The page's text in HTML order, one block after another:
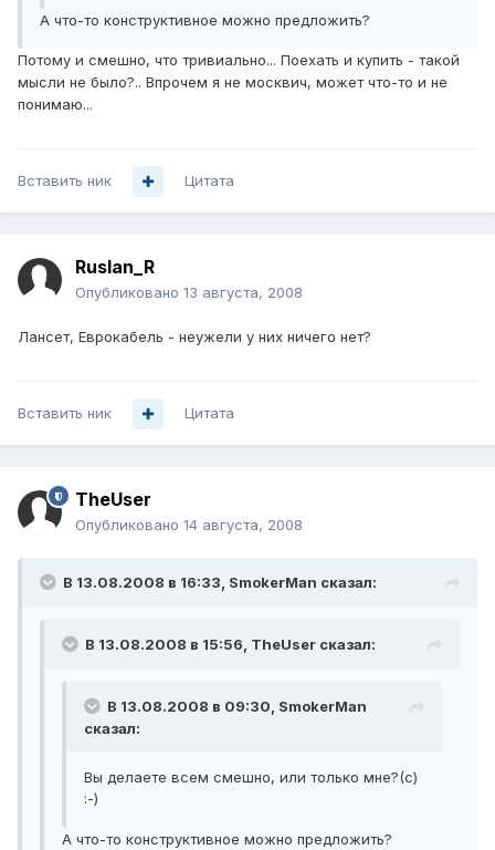
А что-то конструктивное можно предложить?
Потому и смешно, что тривиально... Поехать и купить - такой
мысли не было?.. Впрочем я не москвич, может что-то и не
понимаю...
Вставить ник Цитата
Ruslan_R
Опубликовано 13 августа, 2008
Лансет, Еврокабель - неужели у них ничего нет?
Вставить ник Цитата
TheUser
Опубликовано 14 августа, 2008
В 13.08.2008 в 16:33, SmokerMan сказал:
В 13.08.2008 в 15:56, TheUser сказал:
В 13.08.2008 в 09:30, SmokerMan
сказал:
Вы делаете всем смешно, или только мне?(с)
:-)
А что-то конструктивное можно предложить?